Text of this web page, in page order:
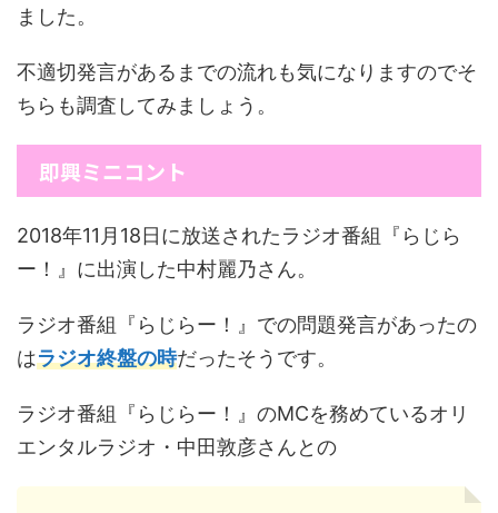
ました。
不適切発言があるまでの流れも気になりますのでそ
ちらも調査してみましょう。
即興ミニコント
2018年11月18日に放送されたラジオ番組『らじら
ー！』に出演した中村麗乃さん。
ラジオ番組『らじらー！』での問題発言があったの
はラジオ終盤の時だったそうです。
ラジオ番組『らじらー！』のMCを務めているオリ
エンタルラジオ・中田敦彦さんとの